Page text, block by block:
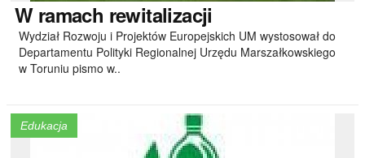
Wramach rewitalizacji
Wydział Rozwoju i Projektów Europejskich UM wystosował do
Departamentu Polityki Regionalnej Urzędu Marszałkowskiego
w Toruniu pismo w..
Edukacja